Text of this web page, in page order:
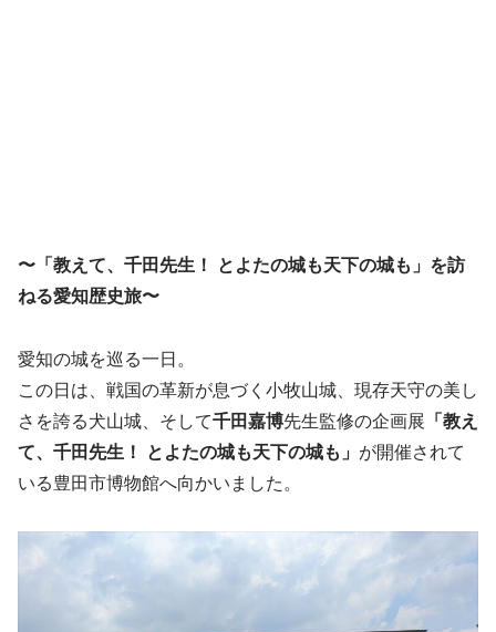
〜「教えて、千田先生！ とよたの城も天下の城も」を訪
ねる愛知歴史旅〜
愛知の城を巡る一日。
この日は、戦国の革新が息づく小牧山城、現存天守の美し
さを誇る犬山城、そして千田嘉博先生監修の企画展 「教え
て、千田先生！ とよたの城も天下の城も」 が開催されて
いる豊田市博物館へ向かいました。